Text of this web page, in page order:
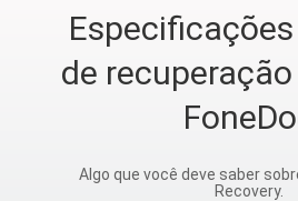
de
Algo que você deve saber
Recovery.